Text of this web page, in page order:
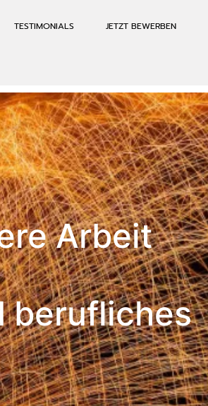
TESTIMONIALS JETZT BEWERBEN
Arbeit
berufliches